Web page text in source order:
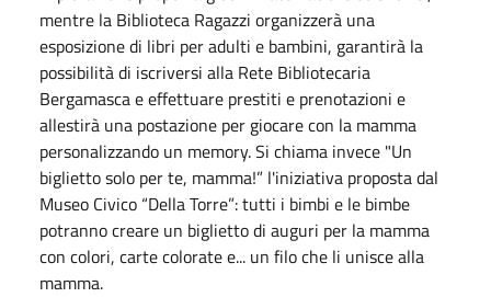
mentre la Biblioteca Ragazzi organizzerà una
esposizione di libri per adulti e bambini, garantirà la
possibilità di iscriversi alla Rete Bibliotecaria
Bergamasca e effettuare prestiti e prenotazioni e
allestirà una postazione per giocare con la mamma
personalizzando un memory. Si chiama invece "Un
biglietto solo per te, mamma!” l'iniziativa proposta dal
Museo Civico “Della Torre”: tutti i bimbi e le bimbe
potranno creare un biglietto di auguri per la mamma
con colori, carte colorate e... un filo che li unisce alla
mamma.